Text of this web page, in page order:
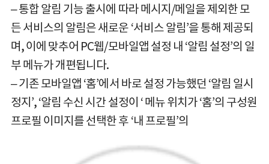
– 통합 알림 기능 출시에 따라 메시지/메일을 제외한 모
든 서비스의 알림은 새로운 ‘서비스 알림’을 통해 제공되
며, 이에 맞추어 PC웹/모바일앱 설정 내 ‘알림 설정’의 일
부 메뉴가 개편됩니다.
– 기존 모바일앱 ‘홈’에서 바로 설정 가능했던 ‘알림 일시
정지’, ‘알림 수신 시간 설정이 ‘ 메뉴 위치가 ‘홈’의 구성원
프로필 이미지를 선택한 후 ‘내 프로필’의